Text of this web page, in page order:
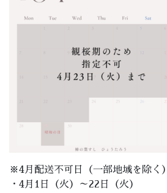
※4月配送不可日（一部地域を除く）
・4月1日（火）～22日（火）